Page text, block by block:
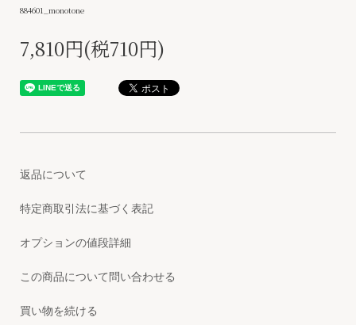
884601_monotone
7,810円(税710円)
返品について
特定商取引法に基づく表記
オプションの値段詳細
この商品について問い合わせる
買い物を続ける